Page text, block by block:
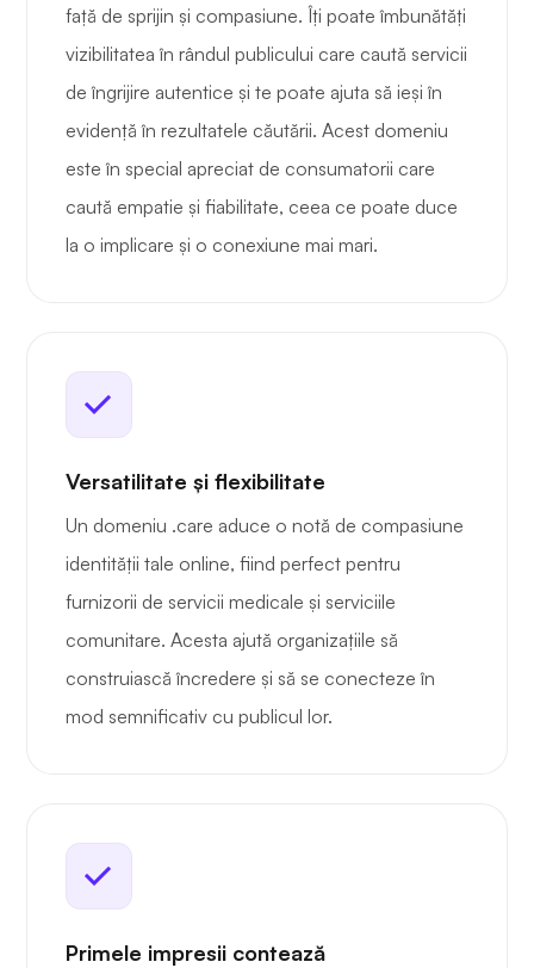
față de sprijin și compasiune. Îți poate îmbunătăți
vizibilitatea în rândul publicului care caută servicii
de îngrijire autentice și te poate ajuta să ieși în
evidență în rezultatele căutării. Acest domeniu
este în special apreciat de consumatorii care
caută empatie și fiabilitate, ceea ce poate duce
la o implicare și o conexiune mai mari.
Versatilitate și flexibilitate
Un domeniu .care aduce o notă de compasiune
identității tale online, fiind perfect pentru
furnizorii de servicii medicale și serviciile
comunitare. Acesta ajută organizațiile să
construiască încredere și să se conecteze în
mod semnificativ cu publicul lor.
Primele impresii contează